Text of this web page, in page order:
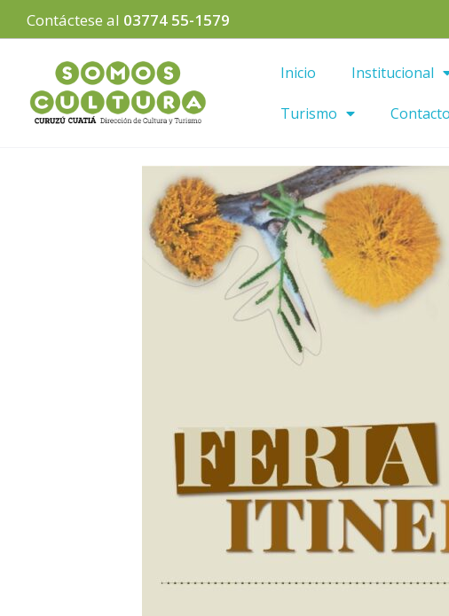
Contáctese al 03774 55-1579
Inicio Institucional
Turismo Contacto